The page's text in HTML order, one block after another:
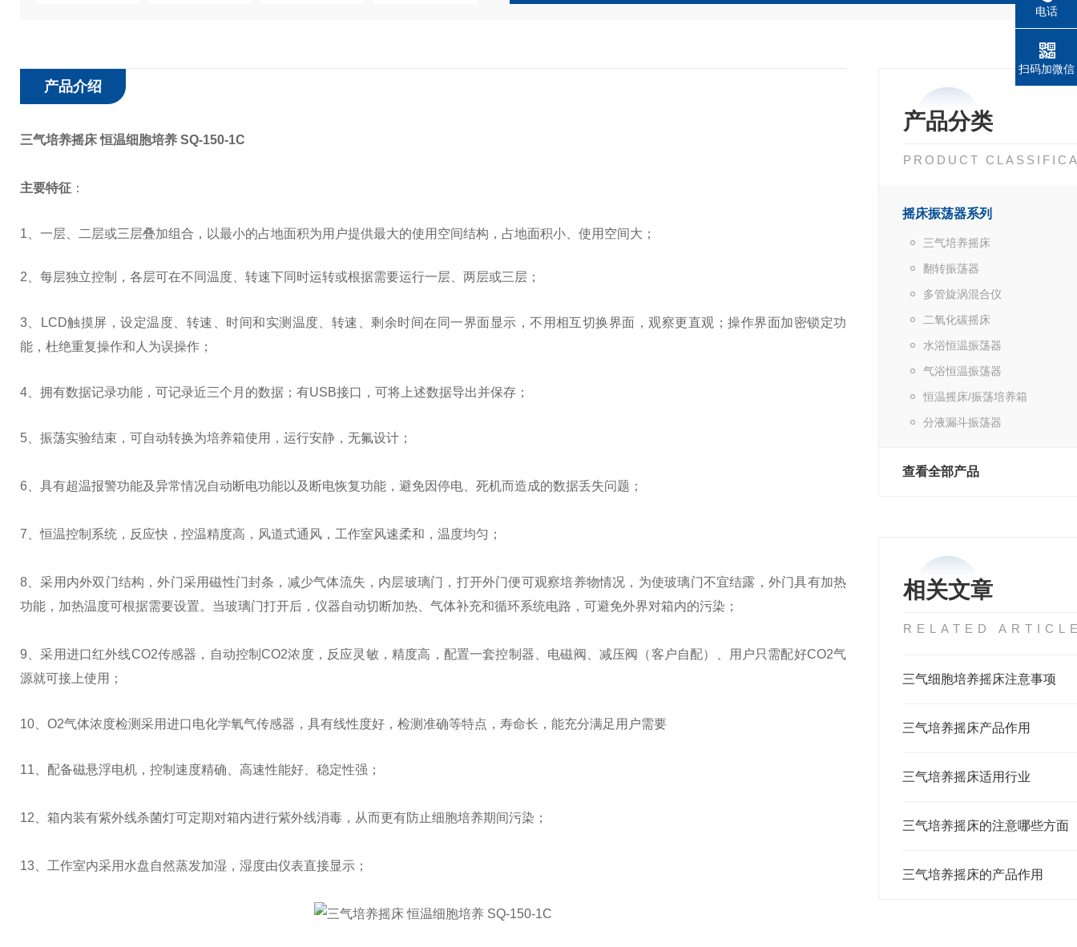
产品分类
PRODUCT
摇床振荡器系列
三气培养摇床
翻转振荡器
多管旋涡混合仪
二氧化碳摇床
水浴恒温振荡器
气浴恒温振荡器
恒温摇床/振荡培养箱
分液漏斗振荡器
查看全部产品
相关文章
RELATED
三气细胞培养摇床注意事项
三气培养摇床产品作用
三气培养摇床适用行业
三气培养摇床的注意哪些方面
三气培养摇床的产品作用
产品介绍
三气培养摇床 恒温细胞培养 SQ-150-1C
主要特征 ：
1、一层、二层或三层叠加组合，以最小的占地面积为用户提供最大的使用空间结构，占地面积小、使用空间大；
2、每层独立控制，各层可在不同温度、转速下同时运转或根据需要运行一层、两层或三层；
3 、LCD触摸屏，设定温度、转速、时间和实测温度、转速、剩余时间在同一界面显示，不用相互切换界面，观察更直观；操作界面加密锁定功
能，杜绝重复操作和人为误操作；
4、拥有数据记录功能，可记录近三个月的数据；有USB接口，可将上述数据导出并保存；
5 、振荡实验结束，可自动转换为培养箱使用，运行安静，无氟设计；
6 、具有超温报警功能及异常情况自动断电功能以及断电恢复功能，避免因停电、死机而造成的数据丢失问题；
7 、恒温控制系统，反应快，控温精度高，风道式通风，工作室风速柔和，温度均匀；
8 、采用内外双门结构，外门采用磁性门封条，减少气体流失，内层玻璃门，打开外门便可观察培养物情况，为使玻璃门不宜结露，外门具有加热
功能，加热温度可根据需要设置。当玻璃门打开后，仪器自动切断加热、气体补充和循环系统电路，可避免外界对箱内的污染；
9 、采用进口红外线CO2传感器，自动控制CO2浓度，反应灵敏，精度高，配置一套控制器、电磁阀、减压阀（客户自配）、用户只需配好CO2气
源就可接上使用；
10、O2气体浓度检测采用进口电化学氧气传感器，具有线性度好，检测准确等特点，寿命长，能充分满足用户需要
11 、配备磁悬浮电机，控制速度精确、高速性能好、稳定性强；
12 、箱内装有紫外线杀菌灯可定期对箱内进行紫外线消毒，从而更有防止细胞培养期间污染；
13 、工作室内采用水盘自然蒸发加湿，湿度由仪表直接显示；
电话
扫码加微信